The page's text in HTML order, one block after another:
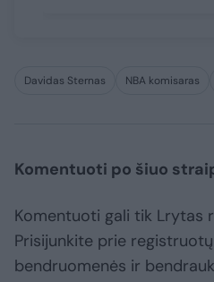
Davidas Sternas NBA komisaras
Komentuoti po šiuo
Komentuoti gali tik Lrytas
Prisijunkite prie
bendruomenės ir